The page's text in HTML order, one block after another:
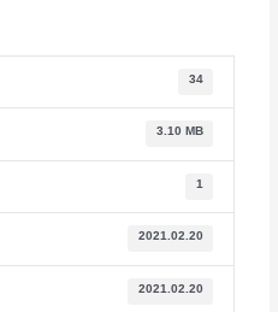
34
3.10 MB
1
2021.02.20
2021.02.20